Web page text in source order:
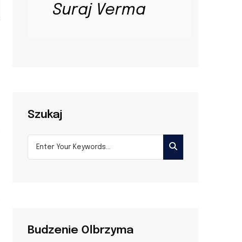
Suraj Verma
Szukaj
Budzenie Olbrzyma